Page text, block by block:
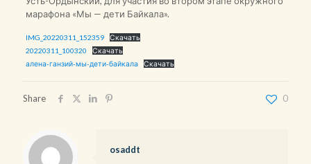
марафона «Мы — дети Байкала».
IMG_20220311_152359
Скачать
20220311_100320
Скачать
алена-ганзий-мы-дети-байкала
Скачать
Share 0
osaddt